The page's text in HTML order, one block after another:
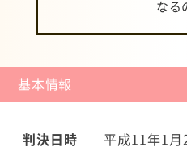
なる
基本情報
判決日時 平成11年1月